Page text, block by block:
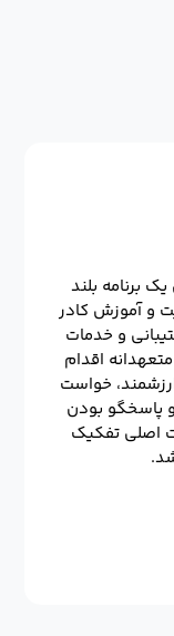
برنامه بلند
و آموزش کادر
و خدمات
اقدام
خواست
پاسخگو بودن
اصلی تفکیک